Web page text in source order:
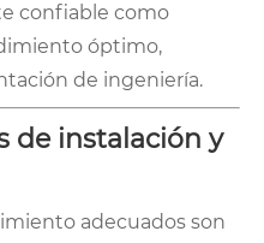
confiable como
óptimo,
de ingeniería.
de instalación y
adecuados son